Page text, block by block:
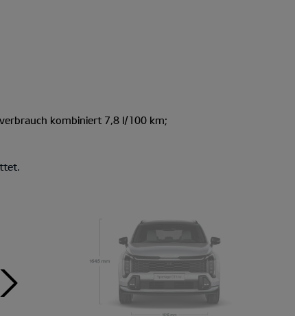
kombiniert 7,8 l/100 km;